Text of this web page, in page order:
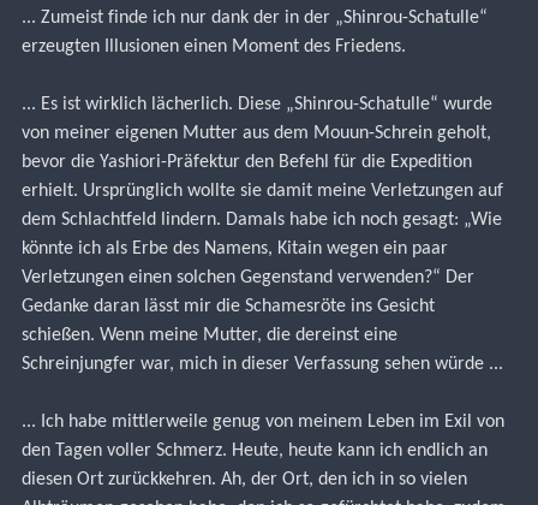
... Zumeist finde ich nur dank der in der „Shinrou-Schatulle“
erzeugten Illusionen einen Moment des Friedens.
... Es ist wirklich lächerlich. Diese „Shinrou-Schatulle“ wurde
von meiner eigenen Mutter aus dem Mouun-Schrein geholt,
bevor die Yashiori-Präfektur den Befehl für die Expedition
erhielt. Ursprünglich wollte sie damit meine Verletzungen auf
dem Schlachtfeld lindern. Damals habe ich noch gesagt: „Wie
könnte ich als Erbe des Namens, Kitain wegen ein paar
Verletzungen einen solchen Gegenstand verwenden?“ Der
Gedanke daran lässt mir die Schamesröte ins Gesicht
schießen. Wenn meine Mutter, die dereinst eine
Schreinjungfer war, mich in dieser Verfassung sehen würde ...
... Ich habe mittlerweile genug von meinem Leben im Exil von
den Tagen voller Schmerz. Heute, heute kann ich endlich an
diesen Ort zurückkehren. Ah, der Ort, den ich in so vielen